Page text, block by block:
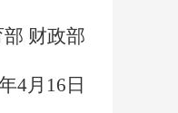
部 财政部
4月16日